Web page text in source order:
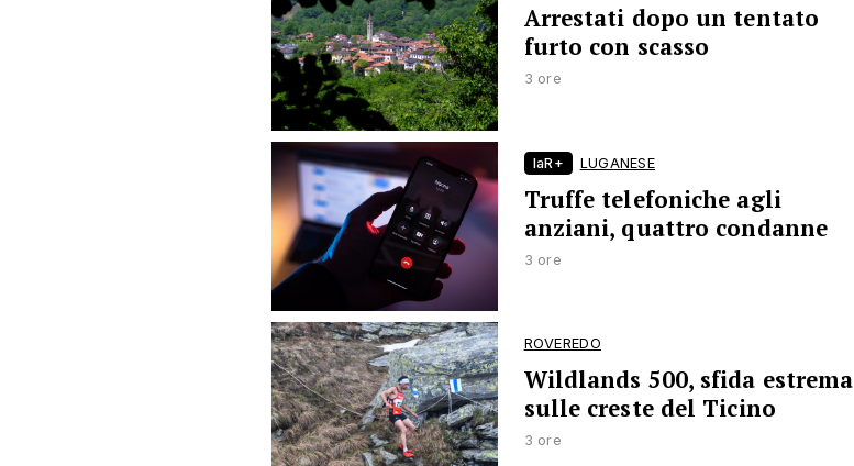
Arrestati dopo un tentato
furto con scasso
3 ore
laR+ LUGANESE
Truffe telefoniche agli
anziani, quattro condanne
3 ore
ROVEREDO
Wildlands 500, sfida estrema
sulle creste del Ticino
3 ore